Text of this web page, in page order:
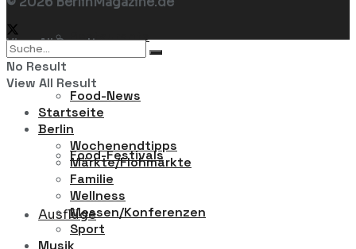
Restaurants
Food-News
Food-Festivals
Ausflüge
View All Result
No Result
View All Result
Startseite
Berlin
Wochenendtipps
Märkte/Flohmärkte
Familie
Wellness
Messen/Konferenzen
Sport
Musik